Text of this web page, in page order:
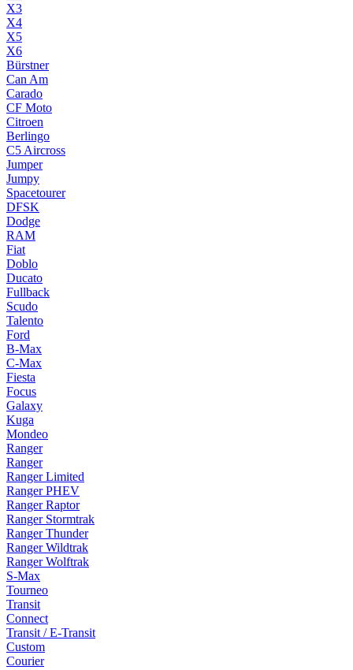
X3
X4
X5
X6
Bürstner
Can Am
Carado
CF Moto
Citroen
Berlingo
C5 Aircross
Jumper
Jumpy
Spacetourer
DFSK
Dodge
RAM
Fiat
Doblo
Ducato
Fullback
Scudo
Talento
Ford
B-Max
C-Max
Fiesta
Focus
Galaxy
Kuga
Mondeo
Ranger
Ranger
Ranger Limited
Ranger PHEV
Ranger Raptor
Ranger Stormtrak
Ranger Thunder
Ranger Wildtrak
Ranger Wolftrak
S-Max
Tourneo
Transit
Connect
Transit / E-Transit
Custom
Courier